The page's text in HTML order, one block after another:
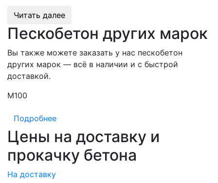
Читать далее
Пескобетон других марок
Вы также можете заказать у нас пескобетон
других марок — всё в наличии и с быстрой
доставкой.
М100
Подробнее
Цены на доставку и
прокачку бетона
На доставку